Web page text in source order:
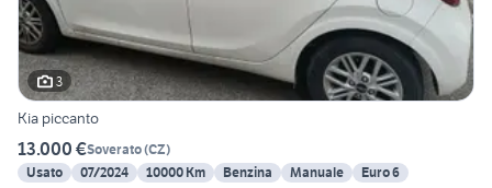
3
Kia piccanto
13.000 €Soverato(CZ)
Usato
07/2024 10000 Km Benzina Manuale
Euro 6